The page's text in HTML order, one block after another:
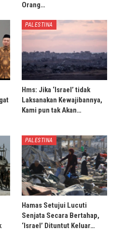
Orang…
PALESTINA
Hms: Jika ‘Israel’ tidak
Laksanakan Kewajibannya,
Kami pun tak Akan…
PALESTINA
Hamas Setujui Lucuti
Senjata Secara Bertahap,
‘Israel’ Dituntut Keluar…